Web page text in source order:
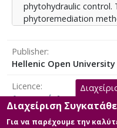
phytohydraulic control.
phytoremediation
The object of study of
bibliographic review
of the available
polluted by heavy
Publisher
Hellenic Open University
Licence
Αναφορά Δημιουργού
Διαχείριση
Για να παρέχουμε την